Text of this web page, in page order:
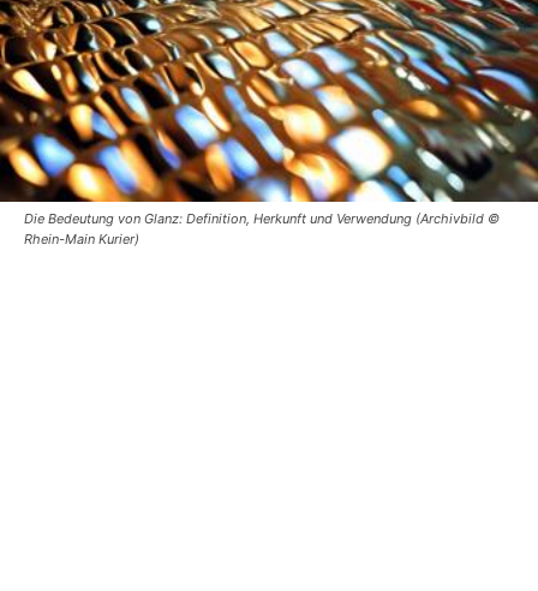
Die Bedeutung von Glanz: Definition, Herkunft und Verwendung (Archivbild ©
Rhein-Main Kurier)